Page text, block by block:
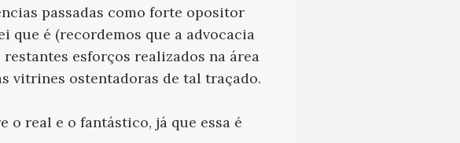
passadas como forte opositor
que é (recordemos que a advocacia
esforços realizados na área
vitrines ostentadoras de tal traçado.
o real e o fantástico, já que essa é